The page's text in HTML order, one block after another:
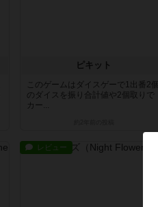
ピキット
このゲームはダイスゲーで1出番2個
のダイスを振り合計値や2個取りで
カー...
レビュー